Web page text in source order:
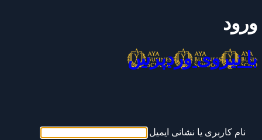
ورود
با نیروی وردپرس
نام کاربری یا نشانی ایمیل